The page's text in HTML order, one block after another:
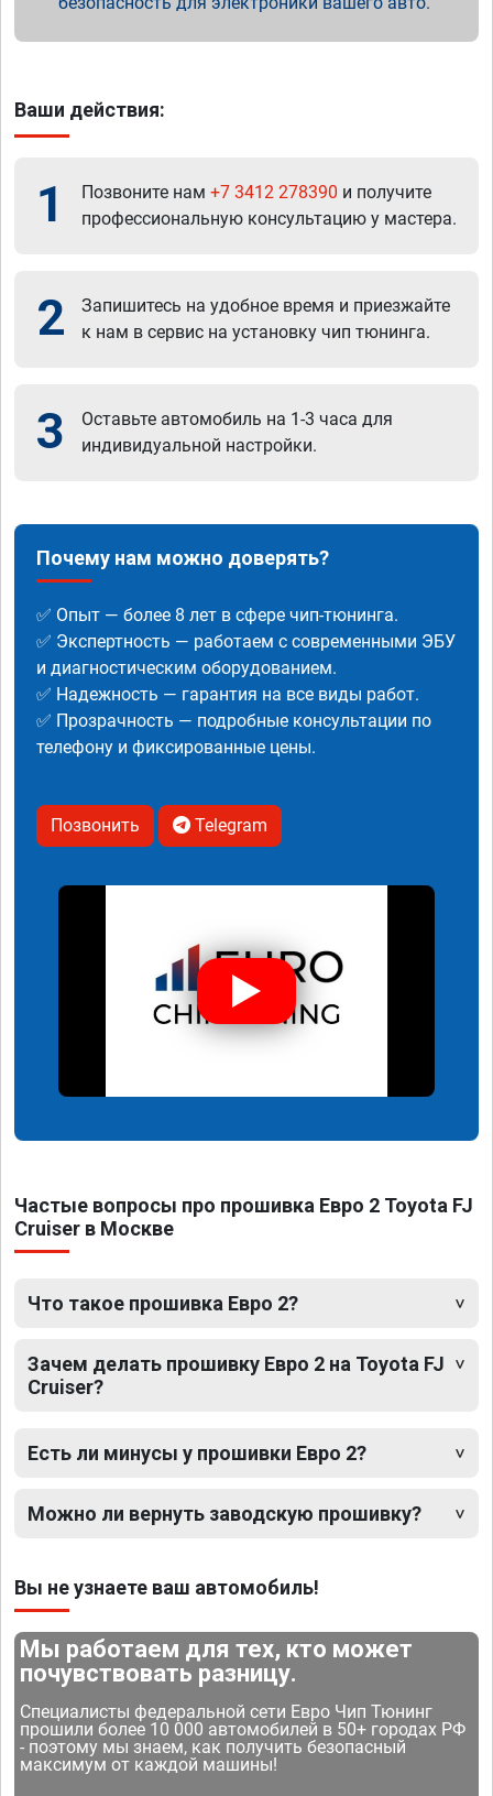
Ваши действия:
1 Позвоните нам +7 3412 278390 и получите
профессиональную консультацию у мастера.
2
Запишитесь на удобное время и приезжайте
к нам в сервис на установку чип тюнинга.
3
Оставьте автомобиль на 1-3 часа для
индивидуальной настройки.
Почему нам можно доверять?
✅ Опыт — более 8 лет в сфере чип-тюнинга.
✅ Экспертность — работаем с современными ЭБУ
и диагностическим оборудованием.
✅ Надежность — гарантия на все виды работ.
✅ Прозрачность — подробные консультации по
телефону и фиксированные цены.
Позвонить Telegram
Частые вопросы про прошивка Евро 2 Toyota FJ
Cruiser в Москве
Что такое прошивка Евро 2?
Зачем делать прошивку Евро 2 на Toyota FJ
Cruiser?
Есть ли минусы у прошивки Евро 2?
Можно ли вернуть заводскую прошивку?
Вы не узнаете ваш автомобиль!
Мы работаем для тех, кто может
почувствовать разницу.
Специалисты федеральной сети Евро Чип Тюнинг
прошили более 10 000 автомобилей в 50+ городах РФ
- поэтому мы знаем, как получить безопасный
максимум от каждой машины!